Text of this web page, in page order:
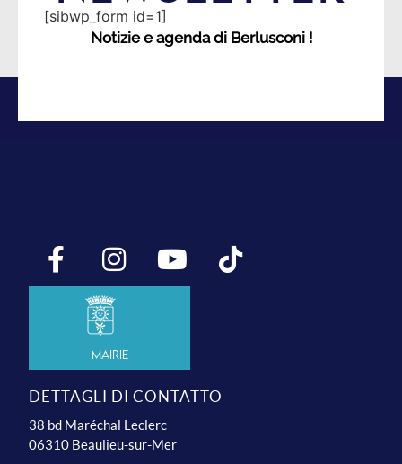
[sibwp_form id=1]
Notizie e agenda di Berlusconi !
Mairie
DETTAGLI DI CONTATTO
38 bd Maréchal Leclerc
06310 Beaulieu-sur-Mer